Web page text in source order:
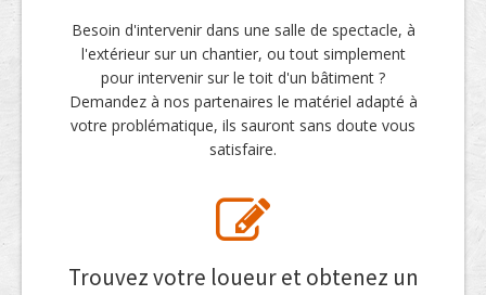
Besoin d'intervenir dans une salle de spectacle, à
l'extérieur sur un chantier, ou tout simplement
pour intervenir sur le toit d'un bâtiment ?
Demandez à nos partenaires le matériel adapté à
votre problématique, ils sauront sans doute vous
satisfaire.
Trouvez votre loueur et obtenez un